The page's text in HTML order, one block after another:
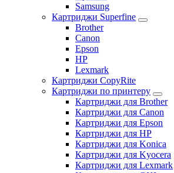
Samsung
Картриджи Superfine
Brother
Canon
Epson
HP
Lexmark
Картриджи CopyRite
Картриджи по принтеру
Картриджи для Brother
Картриджи для Canon
Картриджи для Epson
Картриджи для HP
Картриджи для Konica
Картриджи для Kyocera
Картриджи для Lexmark